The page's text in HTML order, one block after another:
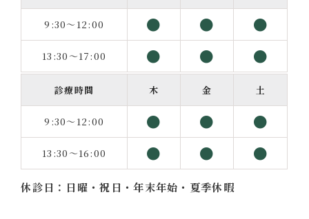
9:30～12:00 ● ● ●
13:30～17:00 ● ● ●
休診日：日曜・祝日・年末年始・夏季休暇
診療時間 木 金 土
9:30～12:00 ● ● ●
13:30～16:00 ● ● ●